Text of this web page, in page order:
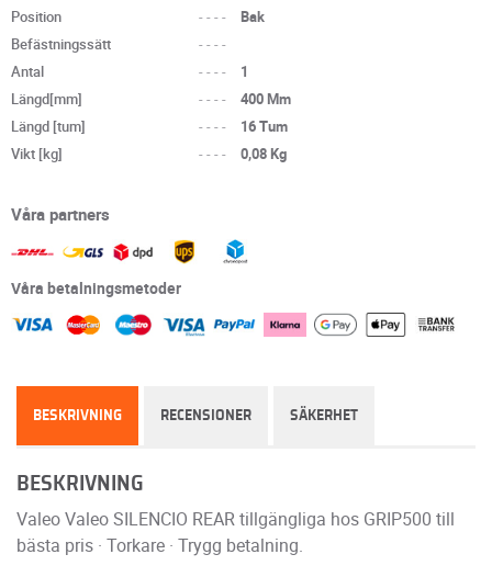
Position ----
Bak
Befästningssätt
----
Antal
----
1
Längd[mm]
----
400 Mm
Längd [tum]
----
16 Tum
Vikt [kg]
---- 0,08 Kg
Våra partners
Våra betalningsmetoder
BESKRIVNING RECENSIONER SÄKERHET
BESKRIVNING
Valeo Valeo SILENCIO REAR tillgängliga hos GRIP500 till
bästa pris · Torkare · Trygg betalning.